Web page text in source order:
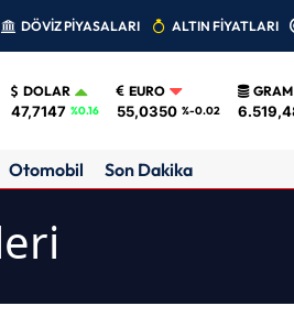
DÖVİZ PİYASALARI ALTIN FİYATLARI
DOLAR
47,7147 %0.16
EURO
55,0350 %-0.02
Otomobil Son Dakika